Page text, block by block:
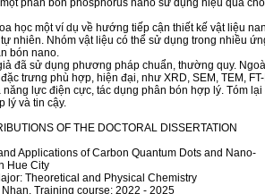
phân bón phosphorus nano sử dụng hiệu quả
học một ví dụ về hướng tiếp cận thiết kế vật liệu
nhiên. Nhóm vật liệu có thể sử dụng trong nhiều
bón nano.
đã sử dụng phương pháp chuẩn, thường quy.
trưng phù hợp, hiện đại, như XRD, SEM, TEM,
lực điện cực, tác dụng phân bón hợp lý. Tóm lại
lý và tin cậy.
OF THE DOCTORAL DISSERTATION
Applications of Carbon Quantum Dots and Nano-
Hue City
and Physical Chemistry
Training course: 2022 - 2025